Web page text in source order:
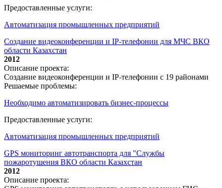
Предоставленные услуги:
Автоматизация промышленных предприятий
Создание видеоконференции и IP-телефонии для МЧС ВКО
области Казахстан
2012
Описание проекта:
Создание видеоконференции и IP-телефонии с 19 районами
Решаемые проблемы:
Необходимо автоматизировать бизнес-процессы
Предоставленные услуги:
Автоматизация промышленных предприятий
GPS мониторинг автотранспорта для "Службы
пожаротушения ВКО области Казахстан
2012
Описание проекта: